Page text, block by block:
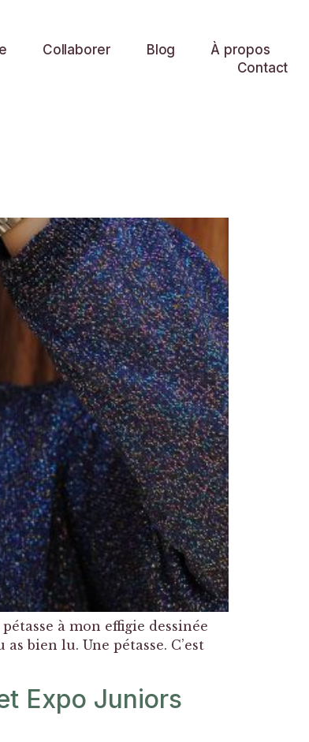
Collaborer Blog
À propos
Contact
à mon effigie dessinée
bien lu. Une pétasse. C’est
Expo Juniors